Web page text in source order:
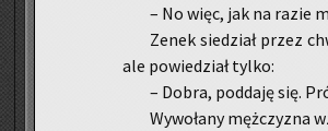
– No więc, jak na razie
Zenek sie­dział przez
ale po­wie­dział tylko:
– Dobra, pod­da­ję się.
Wy­wo­ła­ny męż­czy­zna